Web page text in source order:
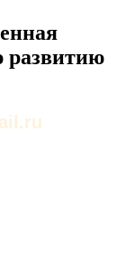
развитию